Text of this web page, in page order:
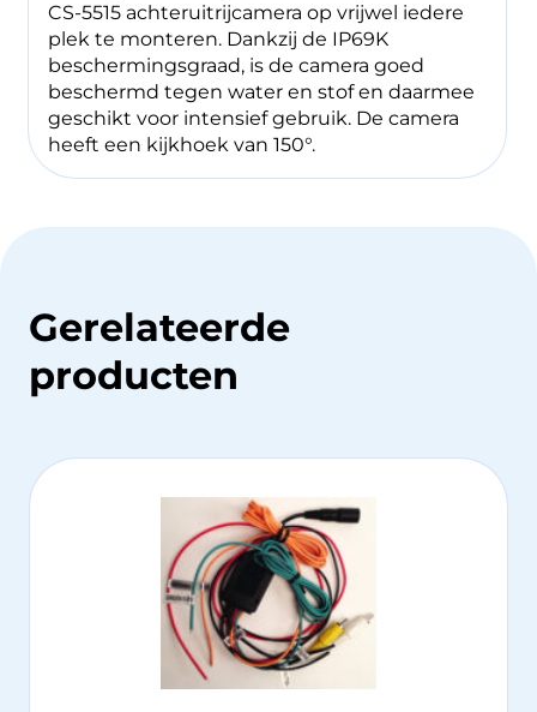
CS-5515 achteruitrijcamera op vrijwel iedere
plek te monteren. Dankzij de IP69K
beschermingsgraad, is de camera goed
beschermd tegen water en stof en daarmee
geschikt voor intensief gebruik. De camera
heeft een kijkhoek van 150°.
Gerelateerde
producten